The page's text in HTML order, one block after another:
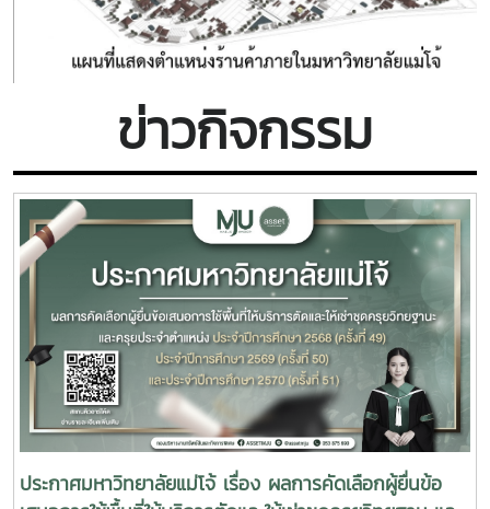
ข่าวกิจกรรม
ประกาศมหาวิทยาลัยแม่โจ้ เรื่อง ผลการคัดเลือกผู้ยื่นข้อ